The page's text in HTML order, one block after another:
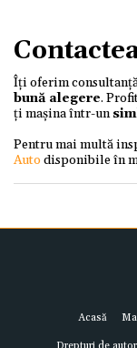
Îți oferim
bună alegere.
ți mașina într-un
Pentru mai multă
Autodisponibile în
Acasă